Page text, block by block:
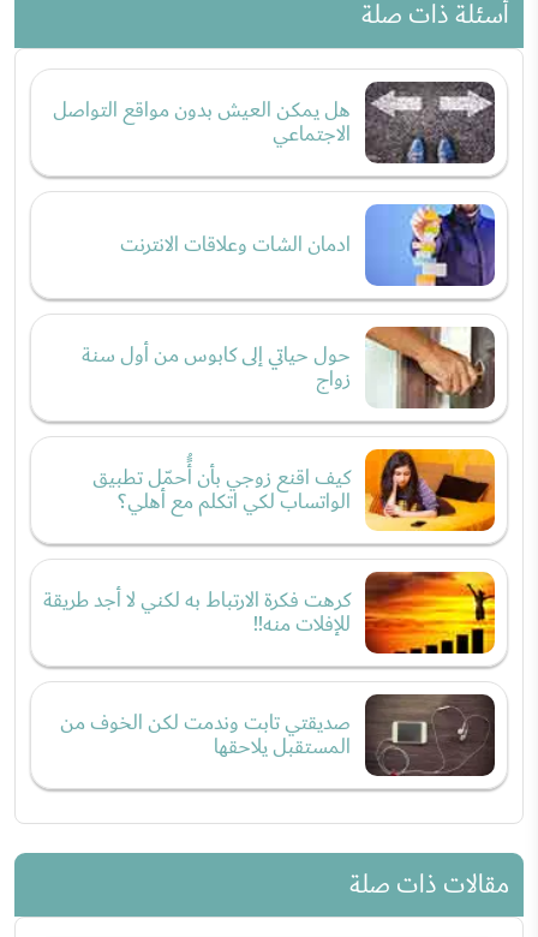
أسئلة ذات صلة
هل يمكن العيش بدون مواقع التواصل
الاجتماعي
ادمان الشات وعلاقات الانترنت
حول حياتي إلى كابوس من أول سنة
زواج
كيف اقنع زوجي بأن أًُحمّل تطبيق
الواتساب لكي اتكلم مع أهلي؟
كرهت فكرة الارتباط به لكني لا أجد طريقة
للإفلات منه!!
صديقتي تابت وندمت لكن الخوف من
المستقبل يلاحقها
مقالات ذات صلة